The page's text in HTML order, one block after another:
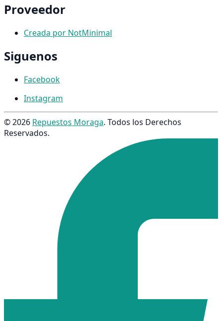
Proveedor
Creada por NotMinimal
Siguenos
Facebook
Instagram
© 2026 Repuestos Moraga. Todos los Derechos
Reservados.